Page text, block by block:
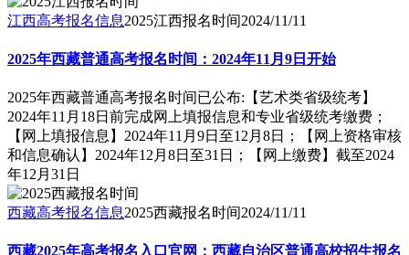
江西高考报名信息2025江西报名时间2024/11/11
2025年西藏普通高考报名时间：2024年11月9日开始
2025年西藏普通高考报名时间已公布:【艺术类省级统考】
2024年11月18日前完成网上填报信息和专业省级统考缴费；
【网上填报信息】2024年11月9日至12月8日；【网上资格审核
和信息确认】2024年12月8日至31日；【网上缴费】截至2024
年12月31日
西藏高考报名信息2025西藏报名时间2024/11/11
西藏2025年高考报名入口官网：西藏自治区普通高校招生报名